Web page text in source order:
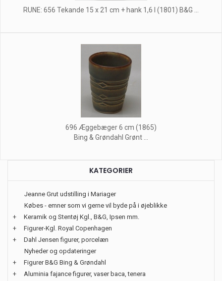
RUNE: 656 Tekande 15 x 21 cm + hank 1,6 l (1801) B&G ...
696 Æggebæger 6 cm (1865)
Bing & Grøndahl Grønt ...
KATEGORIER
Jeanne Grut udstilling i Mariager
Købes - emner som vi gerne vil byde på i øjeblikke
+
Keramik og Stentøj Kgl., B&G, Ipsen mm.
+
Figurer-Kgl. Royal Copenhagen
+
Dahl Jensen figurer, porcelæn
Nyheder og opdateringer
+
Figurer B&G Bing & Grøndahl
+
Aluminia fajance figurer, vaser baca, tenera